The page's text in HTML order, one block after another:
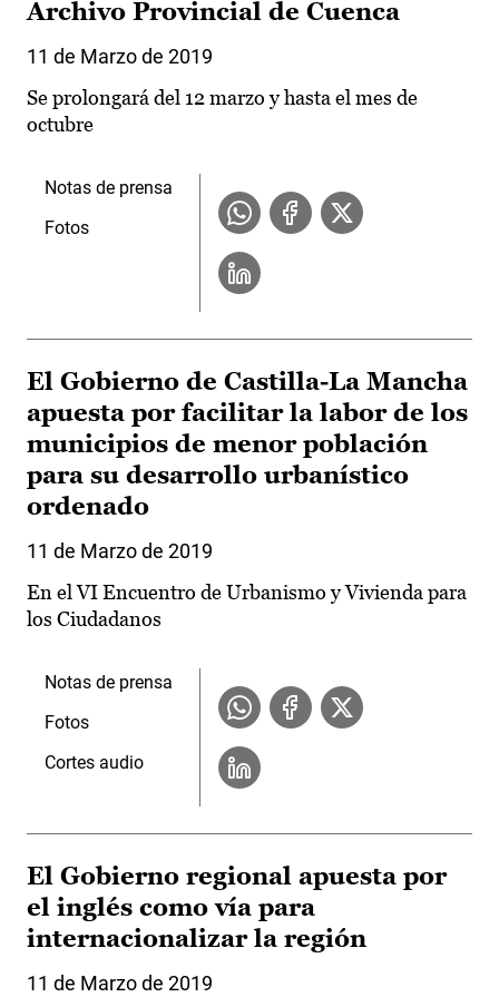
Archivo Provincial de Cuenca
11 de Marzo de 2019
Se prolongará del 12 marzo y hasta el mes de
octubre
Notas de prensa
Fotos
El Gobierno de Castilla-La Mancha
apuesta por facilitar la labor de los
municipios de menor población
para su desarrollo urbanístico
ordenado
11 de Marzo de 2019
En el VI Encuentro de Urbanismo y Vivienda para
los Ciudadanos
Notas de prensa
Fotos
Cortes audio
El Gobierno regional apuesta por
el inglés como vía para
internacionalizar la región
11 de Marzo de 2019